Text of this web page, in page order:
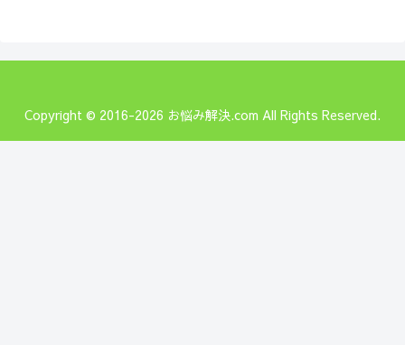
Copyright © 2016-2026 お悩み解決.com All Rights Reserved.